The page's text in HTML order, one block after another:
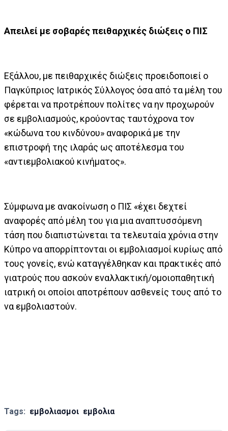
Απειλεί με σοβαρές πειθαρχικές διώξεις ο ΠΙΣ
Εξάλλου, με πειθαρχικές διώξεις προειδοποιεί ο
Παγκύπριος Ιατρικός Σύλλογος όσα από τα μέλη του
φέρεται να προτρέπουν πολίτες να ην προχωρούν
σε εμβολιασμούς, κρούοντας ταυτόχρονα τον
«κώδωνα του κινδύνου» αναφορικά με την
επιστροφή της ιλαράς ως αποτέλεσμα του
«αντιεμβολιακού κινήματος».
Σύμφωνα με ανακοίνωση ο ΠΙΣ «έχει δεχτεί
αναφορές από μέλη του για μια αναπτυσσόμενη
τάση που διαπιστώνεται τα τελευταία χρόνια στην
Κύπρο να απορρίπτονται οι εμβολιασμοί κυρίως από
τους γονείς, ενώ καταγγέλθηκαν και πρακτικές από
γιατρούς που ασκούν εναλλακτική/ομοιοπαθητική
ιατρική οι οποίοι αποτρέπουν ασθενείς τους από το
να εμβολιαστούν.
Tags: εμβολιασμοι εμβολια